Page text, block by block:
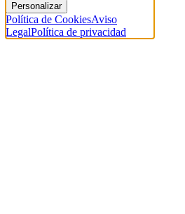
Personalizar
Política de CookiesAviso
LegalPolítica de privacidad